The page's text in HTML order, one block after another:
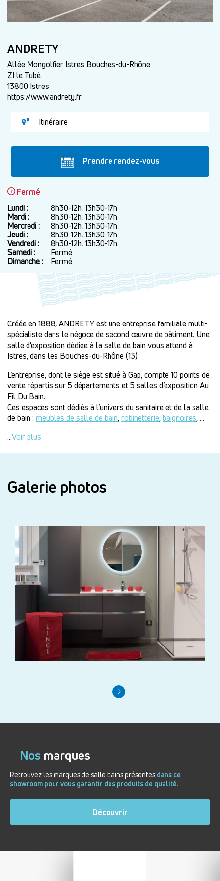
ANDRETY
Allée Mongolfier Istres Bouches-du-Rhône
ZI le Tubé
13800 Istres
https://www.andrety.fr
Itinéraire
Prendre rendez-vous
Fermé
Jour
Plage
horaire
Lundi :
8h30-12h, 13h30-17h
Mardi :
8h30-12h, 13h30-17h
Mercredi :
8h30-12h, 13h30-17h
Jeudi :
8h30-12h, 13h30-17h
Vendredi :
8h30-12h, 13h30-17h
Samedi :
Fermé
Dimanche :
Fermé
Créée en 1888,ANDRETYest une entreprise familiale multi-
spécialiste dans le négoce de second œuvre de bâtiment. Une
salle d'exposition dédiée à la salle de bain vous attend à
Istres, dans les Bouches-du-Rhône (13).
L’entreprise, dont le siège est situé à Gap, compte 10 points de
vente répartis sur 5 départements et 5 salles d’exposition Au
Fil Du Bain.
Ces espaces sont dédiés à l’univers du sanitaire et de la salle
de bain : meubles de salle de bain,robinetterie,baignoires, ...
...Voir plus
Galerie photos
Nos marques
Retrouvez les marques de salle bains présentes dans ce
showroom pour vous garantir des produits de qualité.
Découvrir